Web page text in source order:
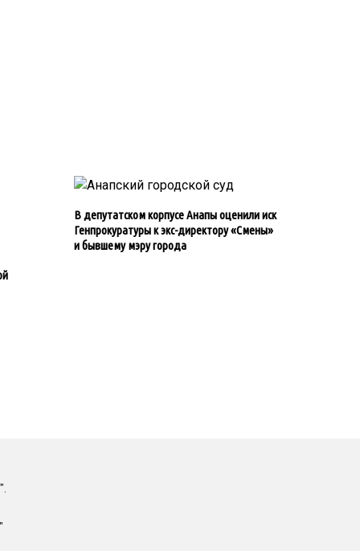
В депутатском корпусе Анапы оценили иск
Генпрокуратуры к экс-директору «Смены»
и бывшему мэру города